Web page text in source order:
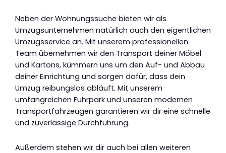
Neben der Wohnungssuche bieten wir als
Umzugsunternehmen natürlich auch den eigentlichen
Umzugsservice an. Mit unserem professionellen
Team übernehmen wir den Transport deiner Möbel
und Kartons, kümmern uns um den Auf- und Abbau
deiner Einrichtung und sorgen dafür, dass dein
Umzug reibungslos abläuft. Mit unserem
umfangreichen Fuhrpark und unseren modernen
Transportfahrzeugen garantieren wir dir eine schnelle
und zuverlässige Durchführung.
Außerdem stehen wir dir auch bei allen weiteren